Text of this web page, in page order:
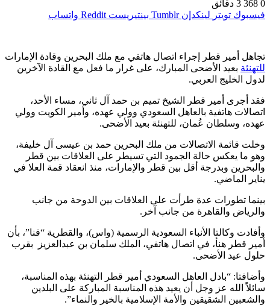
0
3 دقائق
فيسبوك تويتر لينكدإن بينتيريست واتساب
تجاهل أمير قطر إجراء اتصال هاتفي مع ملك البحرين وقادة الإمارات
للتهنئة بعيد الأضحى المبارك، على غرار ما فعل مع القادة الآخرين
لدول الخليج العربي.
فقد أجرى أمير قطر الشيخ تميم بن حمد آل ثاني، مساء الأحد،
اتصالات هاتفية بالعاهل السعودي وولي عهده، وأمير الكويت وولي
عهده، وسلطان عُمان، للتهنئة بعيد الأضحى.
وخلت قائمة الاتصالات من ملك البحرين حمد بن عيسى آل خليفة،
وهو ما يعكس حالة الجمود التي تسيطر على العلاقات بين قطر
والبحرين وبدرجة أقل بين قطر والإمارات، منذ انعقاد قمة العلا في
يناير الماضي.
بينما تطورات عدة طرأت على العلاقات بين الدوحة من جانب
والرياض والقاهرة من جانب آخر.
وأفادت وكالتا الأنباء السعودية الرسمية (واس)، والقطرية “قنا”، بأن
أمير قطر هنأ، في اتصال هاتفي، الملك سلمان بن عبدالعزيز بقرب
حلول عيد الأضحى.
وأضافتا: “بادل العاهل السعودي أمير قطر التهنئة بهذه المناسبة،
سائلاً الله عز وجل أن يعيد هذه المناسبة المباركة على البلدين
والشعبين الشقيقين والأمة الإسلامية بالخير والنماء”.